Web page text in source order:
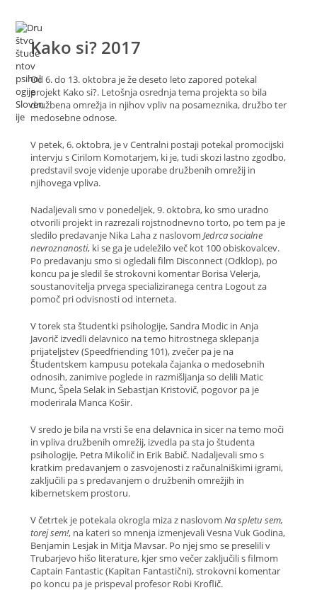
Kako si? 2017
​Od 6. do 13. oktobra je že deseto leto zapored potekal
projekt Kako si?. Letošnja osrednja tema projekta so bila
družbena omrežja in njihov vpliv na posameznika, družbo ter
medosebne odnose.
V petek, 6. oktobra, je v Centralni postaji potekal promocijski
intervju s Cirilom Komotarjem, ki je, tudi skozi lastno zgodbo,
predstavil svoje videnje uporabe družbenih omrežij in
njihovega vpliva.
Nadaljevali smo v ponedeljek, 9. oktobra, ko smo uradno
otvorili projekt in razrezali rojstnodnevno torto, po tem pa je
sledilo predavanje Nika Laha z naslovom Jedrca socialne
nevroznanosti, ki se ga je udeležilo več kot 100 obiskovalcev.
Po predavanju smo si ogledali film Disconnect (Odklop), po
koncu pa je sledil še strokovni komentar Borisa Velerja,
soustanovitelja prvega specializiranega centra Logout za
pomoč pri odvisnosti od interneta.
V torek sta študentki psihologije, Sandra Modic in Anja
Javorič izvedli delavnico na temo hitrostnega sklepanja
prijateljstev (Speedfriending 101), zvečer pa je na
Študentskem kampusu potekala čajanka o medosebnih
odnosih, zanimive poglede in razmišljanja so delili Matic
Munc, Špela Selak in Sebastjan Kristovič, pogovor pa je
moderirala Manca Košir.
V sredo je bila na vrsti še ena delavnica in sicer na temo moči
in vpliva družbenih omrežij, izvedla pa sta jo študenta
psihologije, Petra Mikolič in Erik Babič. Nadaljevali smo s
kratkim predavanjem o zasvojenosti z računalniškimi igrami,
zaključili pa s predavanjem o družbenih omrežjih in
kibernetskem prostoru.
V četrtek je potekala okrogla miza z naslovom Na spletu sem,
torej sem!, na kateri so mnenja izmenjevali Vesna Vuk Godina,
Benjamin Lesjak in Mitja Mavsar. Po njej smo se preselili v
Trubarjevo hišo literature, kjer smo večer zaključili s filmom
Captain Fantastic (Kapitan Fantastični), strokovni komentar
po koncu pa je prispeval profesor Robi Kroflič.